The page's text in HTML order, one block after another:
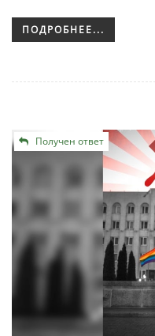
ПОДРОБНЕЕ...
Получен ответ